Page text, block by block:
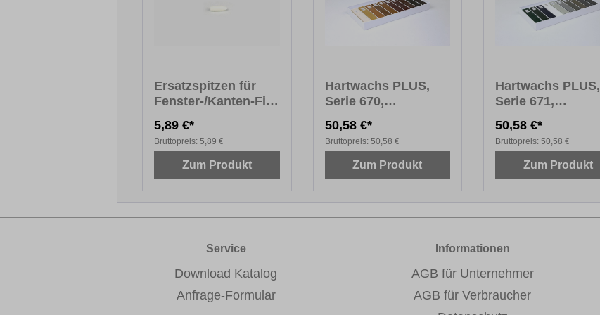
Ersatzspitzen für
Fenster-/Kanten-Fix
5,89 €*
Bruttopreis: 5,89 €
Zum Produkt
Hartwachs PLUS,
Serie 670,
10 x 8 cm
50,58 €*
Bruttopreis: 50,58 €
Zum Produkt
Hartwachs PLUS,
Serie 671,
10 x 8 cm
50,58 €*
Bruttopreis: 50,58 €
Zum Produkt
Service
Download Katalog
Anfrage-Formular
Informationen
AGB für Unternehmer
AGB für Verbraucher